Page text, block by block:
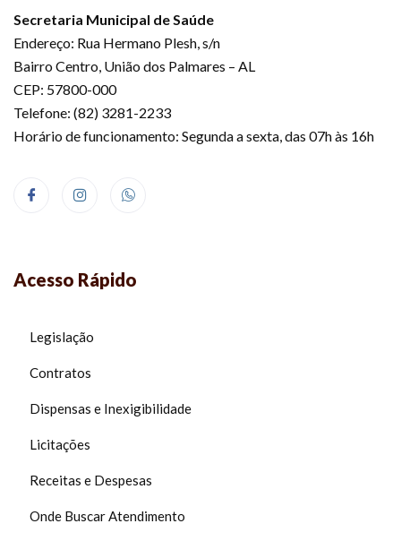
Secretaria Municipal de Saúde
Endereço: Rua Hermano Plesh, s/n
Bairro Centro, União dos Palmares – AL
CEP: 57800-000
Telefone: (82) 3281-2233
Horário de funcionamento: Segunda a sexta, das 07h às 16h
Acesso Rápido
Legislação
Contratos
Dispensas e Inexigibilidade
Licitações
Receitas e Despesas
Onde Buscar Atendimento